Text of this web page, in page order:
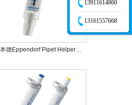
德国艾本德Eppendorf Pipet Helper手动助吸器
13911614860
13161557668